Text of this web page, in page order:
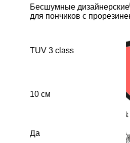
Бесшумные
для пончиков с
TUV 3 class
10 см
Да